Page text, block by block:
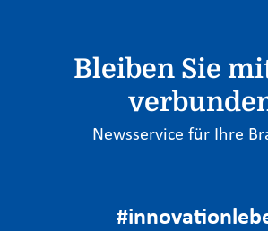
Bleiben Sie
Newsservice für Ihre